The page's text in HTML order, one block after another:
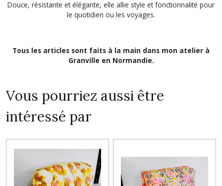
Douce, résistante et élégante, elle allie style et fonctionnalité pour
le quotidien ou les voyages.
Tous les articles sont faits à la main dans mon atelier à
Granville en Normandie.
Vous pourriez aussi être
intéressé par